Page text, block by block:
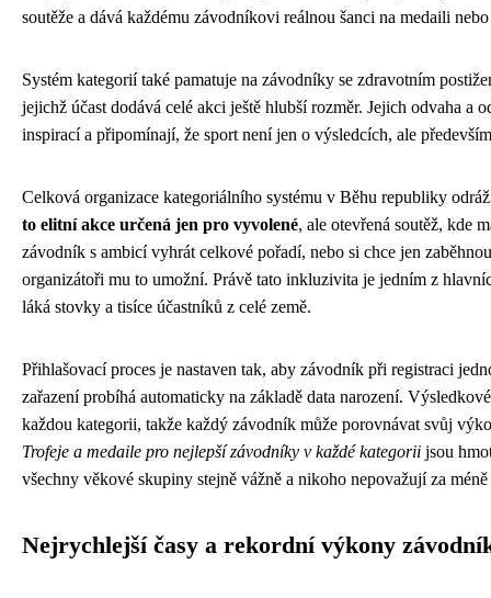
soutěže a dává každému závodníkovi reálnou šanci na medaili
Systém kategorií také pamatuje na závodníky se zdravotním
jejichž účast dodává celé akci ještě hlubší rozměr. Jejich odvaha a
inspirací a připomínají, že sport není jen o výsledcích, ale
Celková organizace kategoriálního systému v Běhu republiky
to elitní akce určená jen pro vyvolené, ale otevřená soutěž, kde
závodník s ambicí vyhrát celkové pořadí, nebo si chce jen
organizátoři mu to umožní. Právě tato inkluzivita je jedním z
láká stovky a tisíce účastníků z celé země.
Přihlašovací proces je nastaven tak, aby závodník při registraci
zařazení probíhá automaticky na základě data narození.
každou kategorii, takže každý závodník může porovnávat svůj
Trofeje a medaile pro nejlepší závodníky v každé kategorii jsou
všechny věkové skupiny stejně vážně a nikoho nepovažují za
Nejrychlejší časy a rekordní výkony